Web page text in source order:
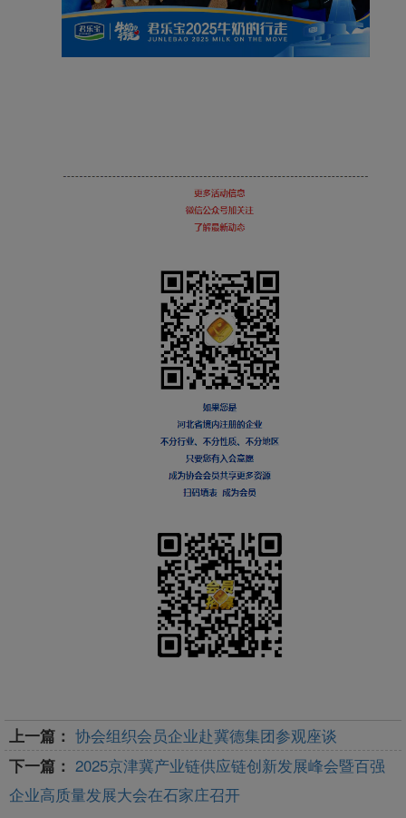
上一篇： 协会组织会员企业赴冀德集团参观座谈
下一篇： 2025京津冀产业链供应链创新发展峰会暨百强
企业高质量发展大会在石家庄召开